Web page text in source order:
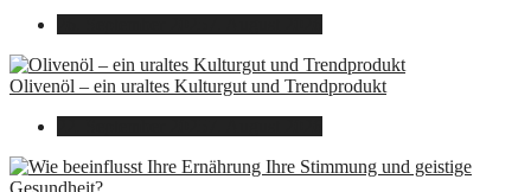
Olivenöl – ein uraltes Kulturgut und Trendprodukt